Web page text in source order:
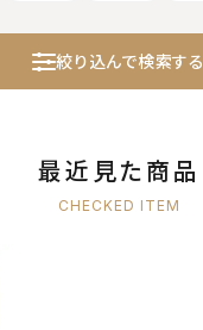
絞り込んで検索する
最近見た商品
CHECKED ITEM